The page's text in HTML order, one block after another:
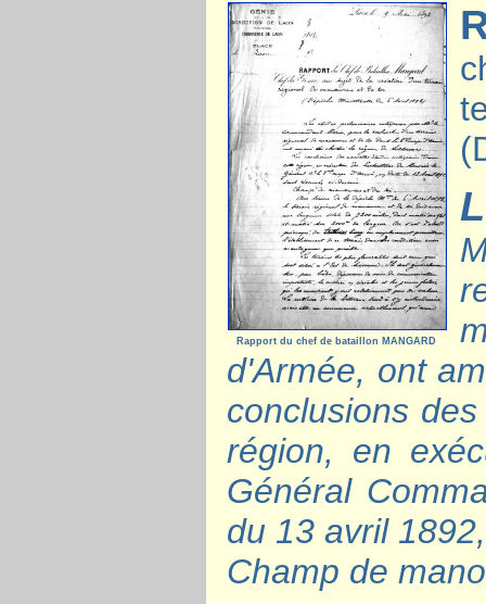
Rapport du chef de bataillon MANGARD
L
d'Armée, ont
conclusions
région, en
Général
du 13 avril
Champ de